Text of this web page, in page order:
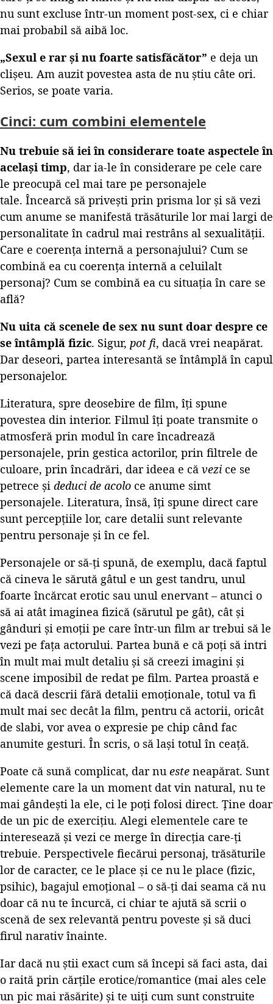
nu sunt excluse într-un moment post-sex, ci e chiar
mai probabil să aibă loc.
„Sexul e rar și nu foarte satisfăcător” e deja un
clișeu. Am auzit povestea asta de nu știu câte ori.
Serios, se poate varia.
Cinci: cum combini elementele
Nu trebuie să iei în considerare toate aspectele în
același timp, dar ia-le în considerare pe cele care
le preocupă cel mai tare pe personajele
tale. Încearcă să privești prin prisma lor și să vezi
cum anume se manifestă trăsăturile lor mai largi de
personalitate în cadrul mai restrâns al sexualității.
Care e coerența internă a personajului? Cum se
combină ea cu coerența internă a celuilalt
personaj? Cum se combină ea cu situația în care se
află?
Nu uita că scenele de sex nu sunt doar despre ce
se întâmplă fizic. Sigur, pot fi, dacă vrei neapărat.
Dar deseori, partea interesantă se întâmplă în capul
personajelor.
Literatura, spre deosebire de film, îți spune
povestea din interior. Filmul îți poate transmite o
atmosferă prin modul în care încadrează
personajele, prin gestica actorilor, prin filtrele de
culoare, prin încadrări, dar ideea e că vezi ce se
petrece și deduci de acolo ce anume simt
personajele. Literatura, însă, îți spune direct care
sunt percepțiile lor, care detalii sunt relevante
pentru personaje și în ce fel.
Personajele or să-ți spună, de exemplu, dacă faptul
că cineva le sărută gâtul e un gest tandru, unul
foarte încărcat erotic sau unul enervant – atunci o
să ai atât imaginea fizică (sărutul pe gât), cât și
gânduri și emoții pe care într-un film ar trebui să le
vezi pe fața actorului. Partea bună e că poți să intri
în mult mai mult detaliu și să creezi imagini și
scene imposibil de redat pe film. Partea proastă e
că dacă descrii fără detalii emoționale, totul va fi
mult mai sec decât la film, pentru că actorii, oricât
de slabi, vor avea o expresie pe chip când fac
anumite gesturi. În scris, o să lași totul în ceață.
Poate că sună complicat, dar nu este neapărat. Sunt
elemente care la un moment dat vin natural, nu te
mai gândești la ele, ci le poți folosi direct. Ține doar
de un pic de exercițiu. Alegi elementele care te
interesează și vezi ce merge în direcția care-ți
trebuie. Perspectivele fiecărui personaj, trăsăturile
lor de caracter, ce le place și ce nu le place (fizic,
psihic), bagajul emoțional – o să-ți dai seama că nu
doar că nu te încurcă, ci chiar te ajută să scrii o
scenă de sex relevantă pentru poveste și să duci
firul narativ înainte.
Iar dacă nu știi exact cum să începi să faci asta, dai
o raită prin cărțile erotice/romantice (mai ales cele
un pic mai răsărite) și te uiți cum sunt construite